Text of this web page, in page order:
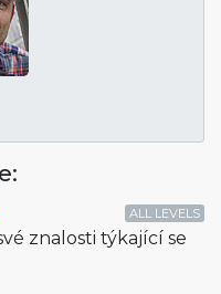
ALL LEVELS
znalosti týkající se